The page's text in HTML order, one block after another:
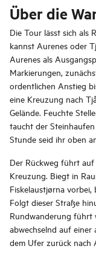
Über die
Die Tour lässt sich als
kannst Aurenes oder
Aurenes als
Markierungen,
ordentlichen Anstieg
eine Kreuzung nach
Gelände. Feuchte
taucht der
Stunde seid ihr oben
Der Rückweg führt
Kreuzung. Biegt in
Fiskelaustjørna
Folgt dieser Straße
Rundwanderung führt
abwechselnd auf
dem Ufer zurück nach